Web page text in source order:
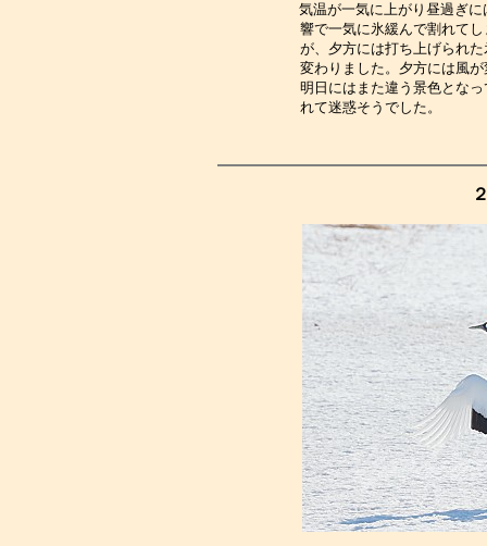
気温が一気に上がり昼過ぎ
響で一気に氷緩んで割れて
が、夕方には打ち上げられ
変わりました。夕方には風
明日にはまた違う景色とな
れて迷